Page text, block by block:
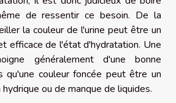
de ressentir ce besoin. De la
la couleur de l'urine peut être un
efficace de l'état d'hydratation. Une
généralement d'une bonne
qu'une couleur foncée peut être un
ou de manque de liquides.